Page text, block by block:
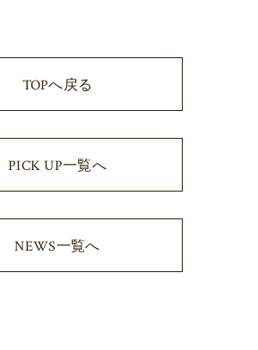
TOPへ戻る
PICK UP一覧へ
NEWS一覧へ